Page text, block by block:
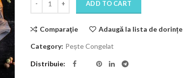
ADD TO CART
Comparaţie Adaugă la lista de dorințe
Category: Pește Congelat
Distribuie